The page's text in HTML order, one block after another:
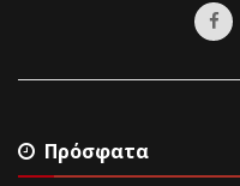
Πρόσφατα